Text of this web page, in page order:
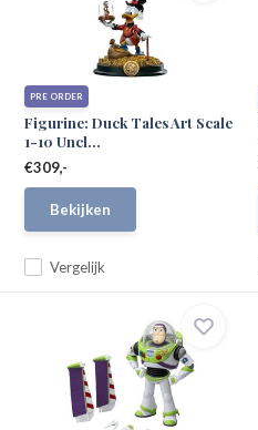
PRE ORDER
Figurine: Duck Tales Art Scale
1-10 Uncl...
Vergelijk
€309,-
Bekijken